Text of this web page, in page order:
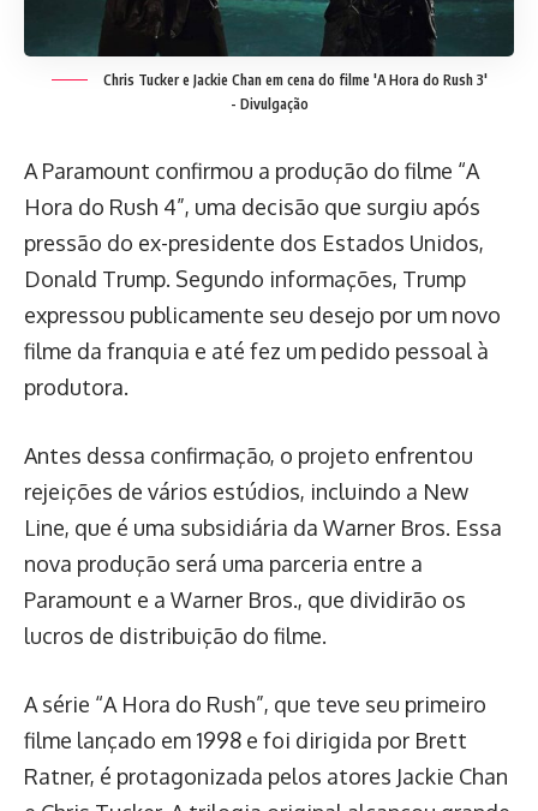
Chris Tucker e Jackie Chan em cena do filme 'A Hora do Rush 3'
- Divulgação
A Paramount confirmou a produção do filme “A
Hora do Rush 4”, uma decisão que surgiu após
pressão do ex-presidente dos Estados Unidos,
Donald Trump. Segundo informações, Trump
expressou publicamente seu desejo por um novo
filme da franquia e até fez um pedido pessoal à
produtora.
Antes dessa confirmação, o projeto enfrentou
rejeições de vários estúdios, incluindo a New
Line, que é uma subsidiária da Warner Bros. Essa
nova produção será uma parceria entre a
Paramount e a Warner Bros., que dividirão os
lucros de distribuição do filme.
A série “A Hora do Rush”, que teve seu primeiro
filme lançado em 1998 e foi dirigida por Brett
Ratner, é protagonizada pelos atores Jackie Chan